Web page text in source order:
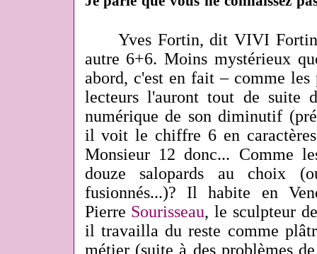
Yves Fortin, dit VIVI
autre 6+6. Moins mystérieux
abord, c'est en fait – comme
lecteurs l'auront tout de suite
numérique de son diminutif
il voit le chiffre 6 en
Monsieur 12 donc... Comme
douze salopards au choix
fusionnés...)? Il habite en
Pierre Sourisseau, le sculpteur
il travailla du reste comme
métier (suite à des problèmes